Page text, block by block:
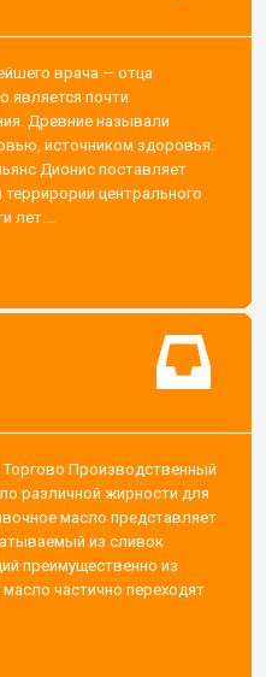
врача — отца
является почти
Древние называли
источником здоровья.
Дионис поставляет
центрального
лет.…
Торгово Производственный
различной жирности для
масло представляет
из сливок
преимущественно из
частично переходят